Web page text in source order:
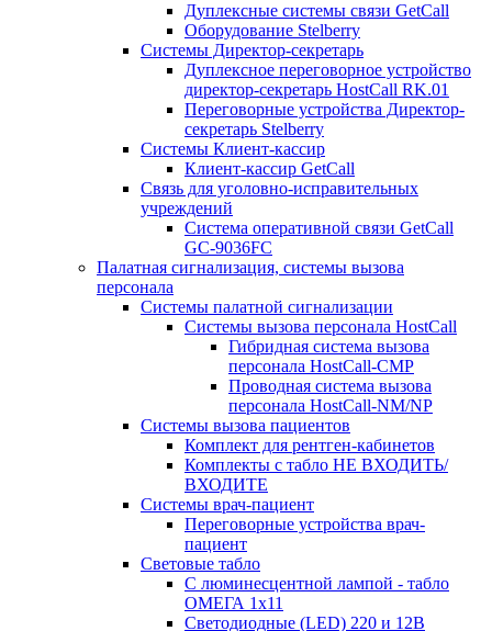
Дуплексные системы связи GetCall
Оборудование Stelberry
Системы Директор-секретарь
Дуплексное переговорное устройство
директор-секретарь HostCall RK.01
Переговорные устройства Директор-
секретарь Stelberry
Системы Клиент-кассир
Клиент-кассир GetCall
Связь для уголовно-исправительных
учреждений
Система оперативной связи GetCall
GC-9036FC
Палатная сигнализация, системы вызова
персонала
Системы палатной сигнализации
Системы вызова персонала HostCall
Гибридная система вызова
персонала HostCall-CMP
Проводная система вызова
персонала HostCall-NM/NP
Системы вызова пациентов
Комплект для рентген-кабинетов
Комплекты с табло НЕ ВХОДИТЬ/
ВХОДИТЕ
Системы врач-пациент
Переговорные устройства врач-
пациент
Световые табло
С люминесцентной лампой - табло
ОМЕГА 1х11
Светодиодные (LED) 220 и 12В